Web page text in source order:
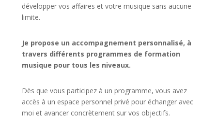
développer vos affaires et votre musique sans aucune
limite.
Je propose un accompagnement personnalisé, à
travers différents programmes de formation
musique pour tous les niveaux.
Dès que vous participez à un programme, vous avez
accès à un espace personnel privé pour échanger avec
moi et avancer concrètement sur vos objectifs.